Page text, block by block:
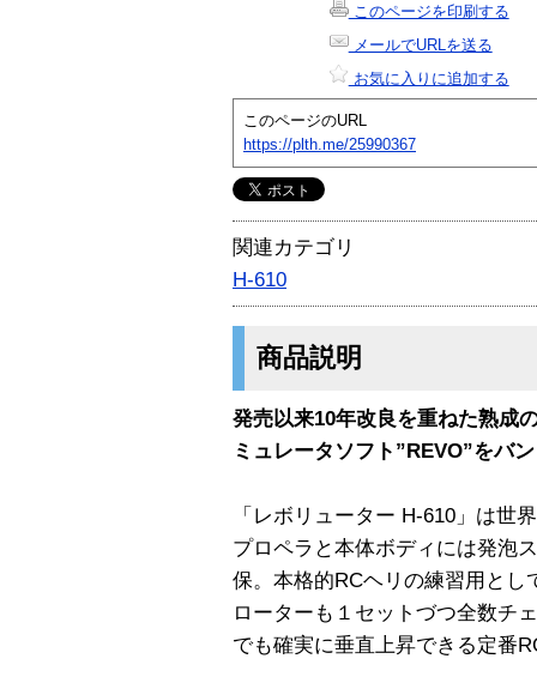
このページを印刷する
メールでURLを送る
お気に入りに追加する
このページのURL
https://plth.me/25990367
関連カテゴリ
H-610
商品説明
発売以来10年改良を重ねた熟成
ミュレータソフト”REVO”をバ
「レボリューター H-610」は世
プロペラと本体ボディには発泡
保。本格的RCヘリの練習用とし
ローターも１セットづつ全数チ
でも確実に垂直上昇できる定番